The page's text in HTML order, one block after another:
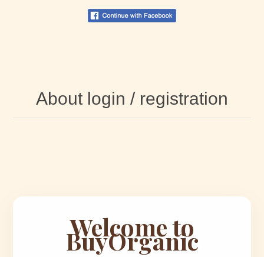
About login / registration
Welcome to
BuyOrganic